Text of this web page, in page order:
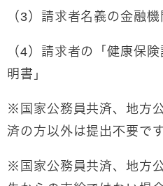
（3）請求者名義の金融
（4）請求者の「健康保
明書」
※国家公務員共済、地方
済の方以外は提出不要です
※国家公務員共済、地方